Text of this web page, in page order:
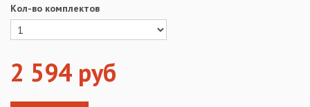
Кол-во комплектов
2 594 руб